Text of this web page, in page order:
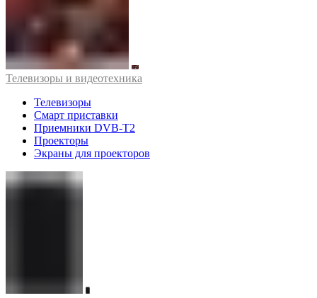
Телевизоры и видеотехника
Телевизоры
Смарт приставки
Приемники DVB-T2
Проекторы
Экраны для проекторов